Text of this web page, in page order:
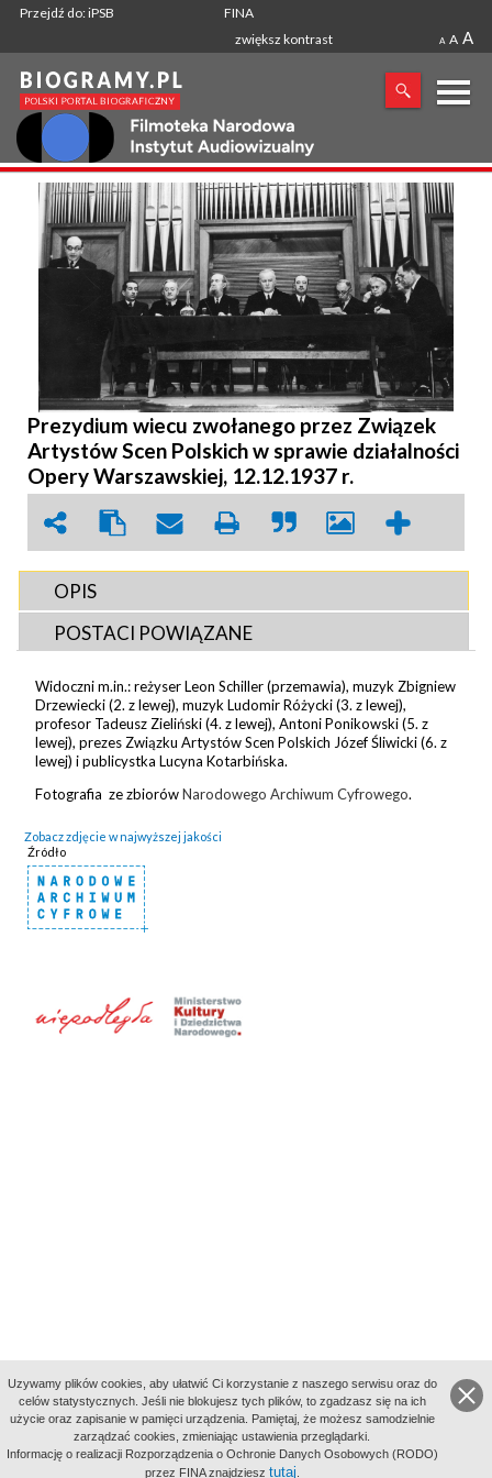
Przejdź do: iPSB
FINA
zwiększ kontrast
A A A
X
SZUKANA FRAZA
Prezydium wiecu zwołanego przez Związek
Artystów Scen Polskich w sprawie działalności
Opery Warszawskiej, 12.12.1937 r.
OPIS
POSTACI POWIĄZANE
Widoczni m.in.: reżyser Leon Schiller (przemawia), muzyk Zbigniew
Drzewiecki (2. z lewej), muzyk Ludomir Różycki (3. z lewej),
profesor Tadeusz Zieliński (4. z lewej), Antoni Ponikowski (5. z
lewej), prezes Związku Artystów Scen Polskich Józef Śliwicki (6. z
lewej) i publicystka Lucyna Kotarbińska.
Fotografia ze zbiorówNarodowego Archiwum Cyfrowego.
Zobacz zdjęcie w najwyższej jakości
Źródło
aktywności
Uzywamy plików cookies, aby ułatwić Ci korzystanie z naszego serwisu oraz do
celów statystycznych. Jeśli nie blokujesz tych plików, to zgadzasz się na ich
użycie oraz zapisanie w pamięci urządzenia. Pamiętaj, że możesz samodzielnie
zarządzać cookies, zmieniając ustawienia przeglądarki.
Informację o realizacji Rozporządzenia o Ochronie Danych Osobowych (RODO)
przez FINA znajdziesz tutaj